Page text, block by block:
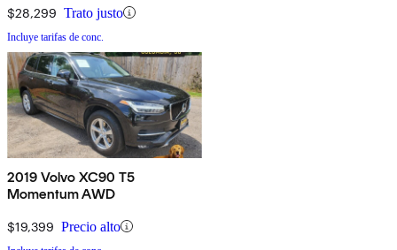
$28,299 Trato justo
Incluye tarifas de conc.
2019 Volvo XC90 T5
Momentum AWD
$19,399 Precio alto